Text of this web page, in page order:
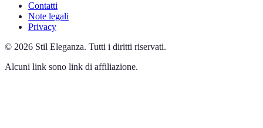
Contatti
Note legali
Privacy
© 2026 Stil Eleganza. Tutti i diritti riservati.
Alcuni link sono link di affiliazione.